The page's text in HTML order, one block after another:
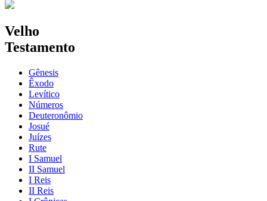
Velho
Testamento
Gênesis
Êxodo
Levítico
Números
Deuteronômio
Josué
Juízes
Rute
I Samuel
II Samuel
I Reis
II Reis